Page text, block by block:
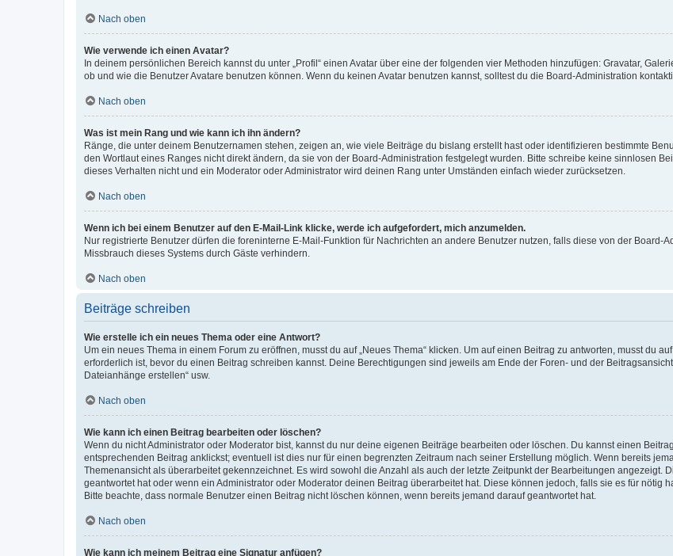
Nach oben
Wie verwende ich einen Avatar?
In deinem persönlichen Bereich kannst du unter „Profil“ einen Avatar über eine der folgenden vier Methoden hinzufügen: Gravatar,
ob und wie die Benutzer Avatare benutzen können. Wenn du keinen Avatar benutzen kannst, solltest du die Board-Administration
Nach oben
Was ist mein Rang und wie kann ich ihn ändern?
Ränge, die unter deinem Benutzernamen stehen, zeigen an, wie viele Beiträge du bislang erstellt hast oder identifizieren bestimmte
den Wortlaut eines Ranges nicht direkt ändern, da sie von der Board-Administration festgelegt wurden. Bitte schreibe keine sinnlosen
dieses Verhalten nicht und ein Moderator oder Administrator wird deinen Rang unter Umständen einfach wieder zurücksetzen.
Nach oben
Wenn ich bei einem Benutzer auf den E-Mail-Link klicke, werde ich aufgefordert, mich anzumelden.
Nur registrierte Benutzer dürfen die foreninterne E-Mail-Funktion für Nachrichten an andere Benutzer nutzen, falls diese von der Board-
Missbrauch dieses Systems durch Gäste verhindern.
Nach oben
Beiträge schreiben
Wie erstelle ich ein neues Thema oder eine Antwort?
Um ein neues Thema in einem Forum zu eröffnen, musst du auf „Neues Thema“ klicken. Um auf einen Beitrag zu antworten, musst du
erforderlich ist, bevor du einen Beitrag schreiben kannst. Deine Berechtigungen sind jeweils am Ende der Foren- und der
Dateianhänge erstellen“ usw.
Nach oben
Wie kann ich einen Beitrag bearbeiten oder löschen?
Wenn du nicht Administrator oder Moderator bist, kannst du nur deine eigenen Beiträge bearbeiten oder löschen. Du kannst einen
entsprechenden Beitrag anklickst; eventuell ist dies nur für einen begrenzten Zeitraum nach seiner Erstellung möglich. Wenn bereits
Themenansicht als überarbeitet gekennzeichnet. Es wird sowohl die Anzahl als auch der letzte Zeitpunkt der Bearbeitungen angezeigt.
geantwortet hat oder wenn ein Administrator oder Moderator deinen Beitrag überarbeitet hat. Diese können jedoch, falls sie es für nötig
Bitte beachte, dass normale Benutzer einen Beitrag nicht löschen können, wenn bereits jemand darauf geantwortet hat.
Nach oben
Wie kann ich meinem Beitrag eine Signatur anfügen?